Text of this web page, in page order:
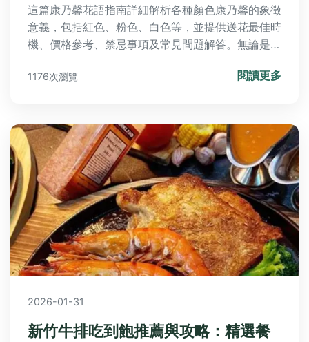
這篇康乃馨花語指南詳細解析各種顏色康乃馨的象徵
意義，包括紅色、粉色、白色等，並提供送花最佳時
機、價格參考、禁忌事項及常見問題解答。無論是送
免常見錯誤，完美表達心意。
1176次瀏覽 閱讀更多
2026-01-31
新竹牛排吃到飽推薦與攻略：精選餐